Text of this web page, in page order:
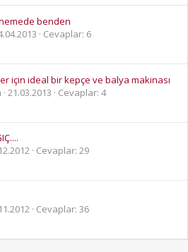
benden
Cevaplar: 6
için ideal bir kepçe ve balya makinası
21.03.2013
Cevaplar: 4
Cevaplar: 29
Cevaplar: 36